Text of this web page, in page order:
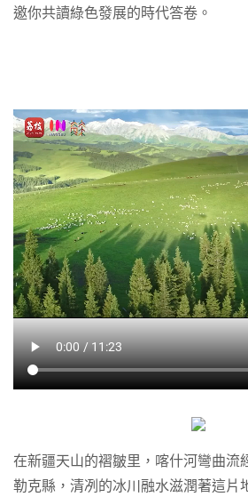
邀你共讀綠色發展的時代答卷。
在新疆天山的褶皺里，喀什河彎曲流
勒克縣，清冽的冰川融水滋潤著這片